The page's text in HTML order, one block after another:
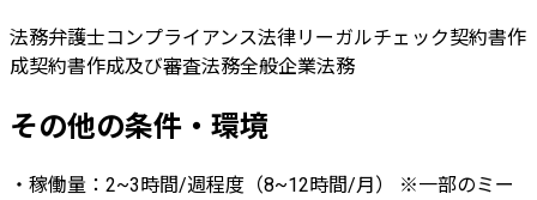
法務弁護士コンプライアンス法律リーガルチェック契約書作
成契約書作成及び審査法務全般企業法務
その他の条件・環境
・稼働量：2~3時間/週程度（8~12時間/月） ※一部のミー